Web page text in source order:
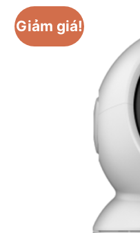
Giảm giá!